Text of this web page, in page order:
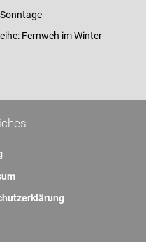
Fernweh im Winter